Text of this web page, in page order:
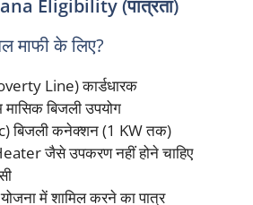
Eligibility (पात्रता)
माफी के लिए?
Line) कार्डधारक
बिजली उपयोग
बिजली कनेक्शन (1 KW तक)
जैसे उपकरण नहीं होने चाहिए
योजना में शामिल करने का पात्र